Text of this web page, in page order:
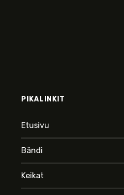
PIKALINKIT
Etusivu
Bändi
Keikat